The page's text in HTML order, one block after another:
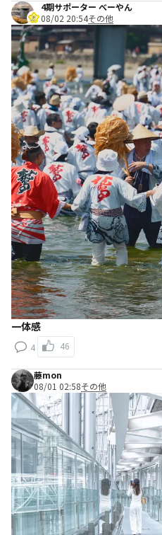
4期サポーター べーやん
08/02 20:54その他
一体感
4 46
藤mon
08/01 02:58その他